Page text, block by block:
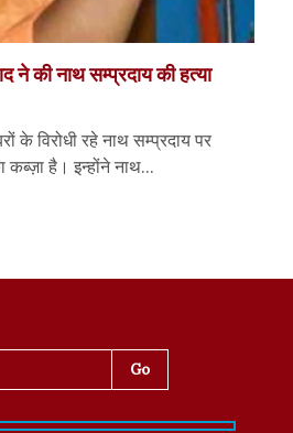
ने की नाथ सम्प्रदाय की हत्या
के विरोधी रहे नाथ सम्प्रदाय पर
है। इन्होंने नाथ...